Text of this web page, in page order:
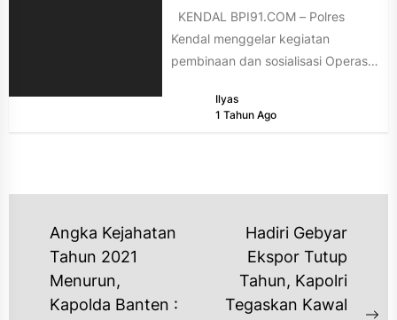
KENDAL BPI91.COM – Polres
Kendal menggelar kegiatan
pembinaan dan sosialisasi Operasi
baru SMAN 1...
Ilyas
1 Tahun Ago
NAVIGASI
POS
Angka Kejahatan
Tahun 2021
Menurun,
Kapolda Banten :
Hadiri Gebyar
Ekspor Tutup
Tahun, Kapolri
Tegaskan Kawal